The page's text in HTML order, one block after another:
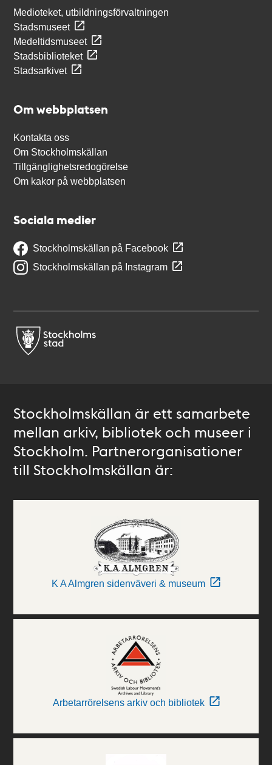
Medioteket, utbildningsförvaltningen
Stadsmuseet
Medeltidsmuseet
Stadsbiblioteket
Stadsarkivet
Om webbplatsen
Kontakta oss
Om Stockholmskällan
Tillgänglighetsredogörelse
Om kakor på webbplatsen
Sociala medier
Stockholmskällan på Facebook
Stockholmskällan på Instagram
Stockholmskällan är ett samarbete
mellan arkiv, bibliotek och museer i
Stockholm. Partnerorganisationer
till Stockholmskällan är:
K A Almgren sidenväveri & museum
Arbetarrörelsens arkiv och bibliotek